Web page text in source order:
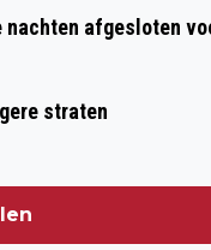
nachten afgesloten
straten